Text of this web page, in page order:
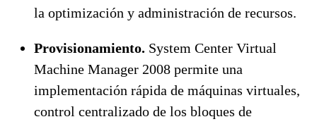
la optimización y administración de recursos.
Provisionamiento. System Center Virtual
Machine Manager 2008 permite una
implementación rápida de máquinas virtuales,
control centralizado de los bloques de